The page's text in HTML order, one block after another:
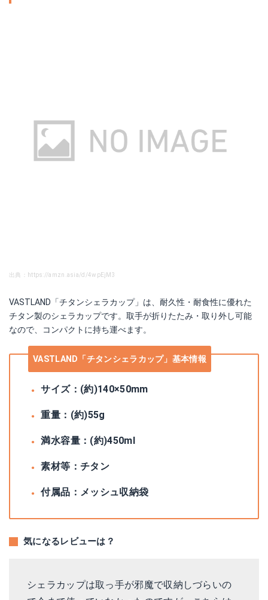
出典：https://amzn.asia/d/4wpEjM3
VASTLAND「チタンシェラカップ」は、耐久性・耐食性に優れた
チタン製のシェラカップです。取手が折りたたみ・取り外し可能
なので、コンパクトに持ち運べます。
VASTLAND「チタンシェラカップ」基本情報
サイズ：(約)140×50mm
重量：(約)55g
満水容量：(約)450ml
素材等：チタン
付属品：メッシュ収納袋
気になるレビューは？
シェラカップは取っ手が邪魔で収納しづらいの